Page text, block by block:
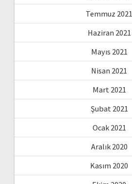
Temmuz 2021
Haziran 2021
Mayıs 2021
Nisan 2021
Mart 2021
Şubat 2021
Ocak 2021
Aralık 2020
Kasım 2020